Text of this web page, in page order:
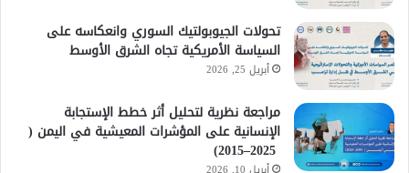
تحولات الجيوبولتيك السوري وانعكاسه على
السياسة الأمريكية تجاه الشرق الأوسط
أبريل 25, 2026
مراجعة نظرية لتحليل أثر خطط الإستجابة
الإنسانية على المؤشرات المعيشية في اليمن (